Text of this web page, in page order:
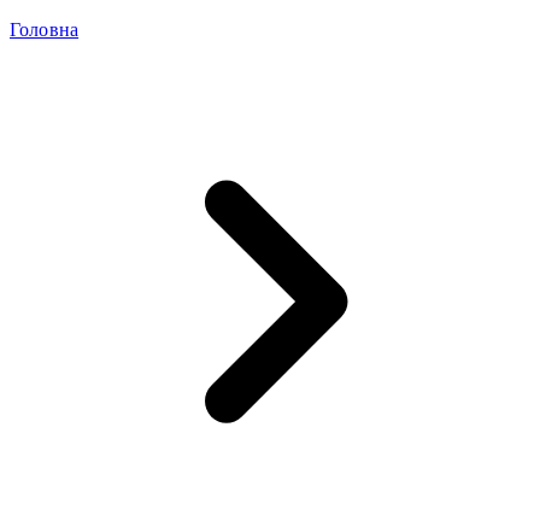
Головна